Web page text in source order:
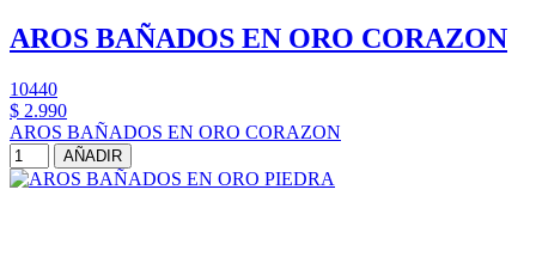
AROS BAÑADOS EN ORO CORAZON
10440
$ 2.990
AROS BAÑADOS EN ORO CORAZON
AÑADIR